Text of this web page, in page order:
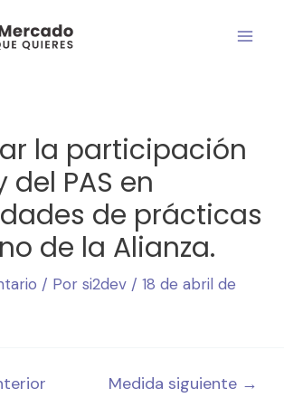
la participación
del PAS en
de prácticas
de la Alianza.
/ Por si2dev / 18 de abril de
Medida siguiente →